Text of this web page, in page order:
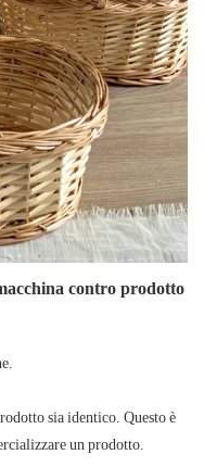
contro prodotto
sia identico. Questo è
un prodotto.